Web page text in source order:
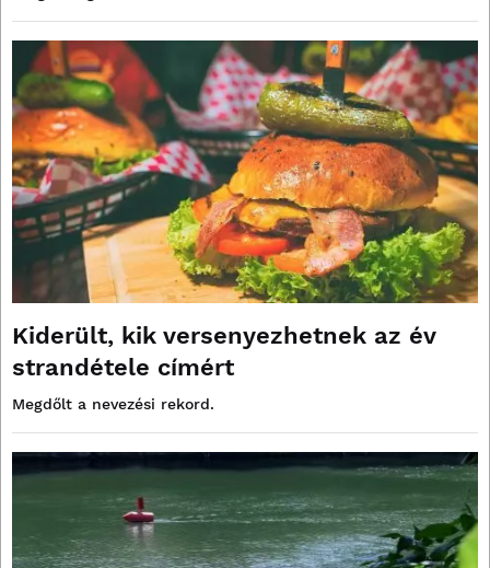
Kiderült, kik versenyezhetnek az év
strandétele címért
Megdőlt a nevezési rekord.